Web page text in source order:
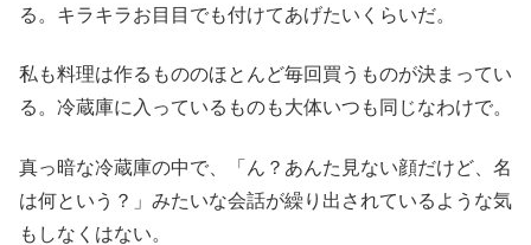
る。キラキラお目目でも付けてあげたいくらいだ。
私も料理は作るもののほとんど毎回買うものが決まってい
る。冷蔵庫に入っているものも大体いつも同じなわけで。
真っ暗な冷蔵庫の中で、「ん？あんた見ない顔だけど、名
は何という？」みたいな会話が繰り出されているような気
もしなくはない。